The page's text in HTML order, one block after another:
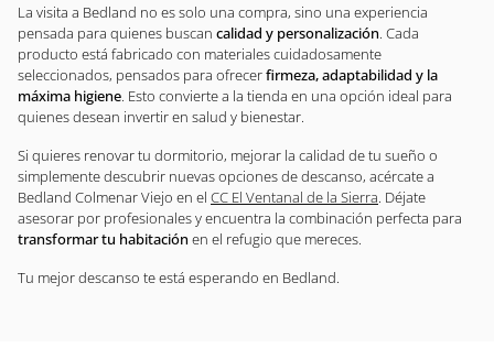
La visita a Bedland no es solo una compra, sino una experiencia
pensada para quienes buscan calidad y personalización. Cada
producto está fabricado con materiales cuidadosamente
seleccionados, pensados para ofrecerfirmeza, adaptabilidad y la
máxima higiene. Esto convierte a la tienda en una opción ideal para
quienes desean invertir en salud y bienestar.
Si quieres renovar tu dormitorio, mejorar la calidad de tu sueño o
simplemente descubrir nuevas opciones de descanso, acércate a
Bedland Colmenar Viejo en el CC El Ventanal de la Sierra. Déjate
asesorar por profesionales y encuentra la combinación perfecta para
transformar tu habitación en el refugio que mereces.
Tu mejor descanso te está esperando en Bedland.